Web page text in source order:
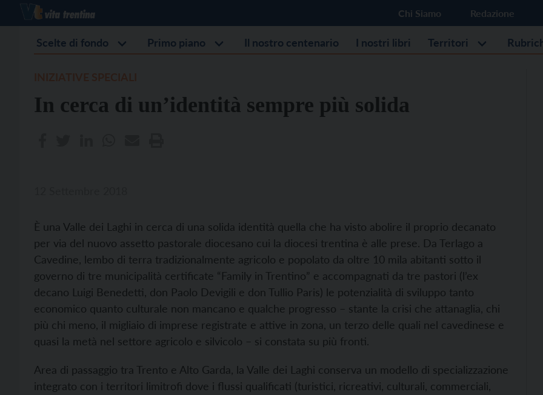
Chi Siamo Redazione
Scelte di fondo Primo piano Il nostro centenario I nostri libri Territori
In cerca di un’identità sempre più solida
È una Valle dei Laghi in cerca di una solida identità quella che ha visto abolire il proprio decanato
per via del nuovo assetto pastorale diocesano cui la diocesi trentina è alle prese. Da Terlago a
Cavedine, lembo di terra tradizionalmente agricolo e popolato da oltre 10 mila abitanti sotto il
governo di tre municipalità certificate “Family in Trentino” e accompagnati da tre pastori (l’ex
decano Luigi Benedetti, don Paolo Devigili e don Tullio Paris) le potenzialità di sviluppo tanto
economico quanto culturale non mancano e qualche progresso – stante la crisi che attanaglia, chi
più chi meno, il migliaio di imprese registrate e attive in zona, un terzo delle quali nel cavedinese e
quasi la metà nel settore agricolo e silvicolo – si constata su più fronti.
Area di passaggio tra Trento e Alto Garda, la Valle dei Laghi conserva un modello di specializzazione
integrato con i territori limitrofi dove i flussi qualificati (turistici, ricreativi, culturali, commerciali,